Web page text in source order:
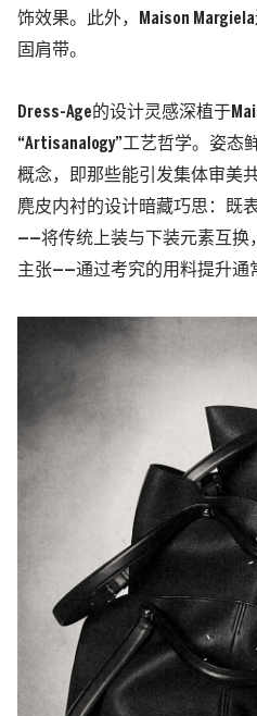
饰效果。此外，Maison
固肩带。
Dress-Age的设计灵感深植于
“Artisanalogy”工艺哲学。姿态
概念，即那些能引发集体审美
麂皮内衬的设计暗藏巧思：既
——将传统上装与下装元素互换
主张——通过考究的用料提升通